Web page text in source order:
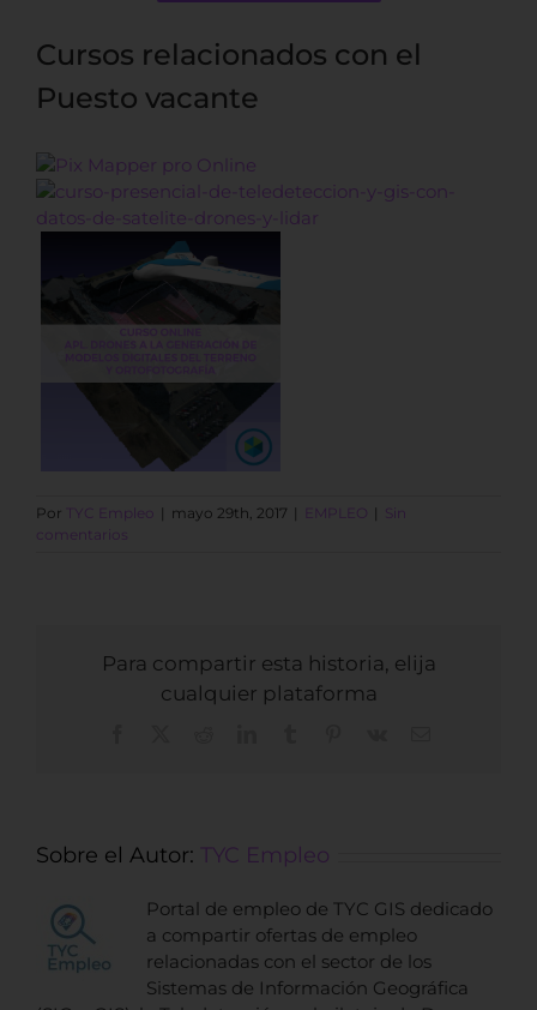
Cursos relacionados con el
Puesto vacante
Por TYC Empleo | mayo 29th, 2017 | EMPLEO | Sin
comentarios
Para compartir esta historia, elija
cualquier plataforma
Sobre el Autor: TYC Empleo
Portal de empleo de TYC GIS dedicado
a compartir ofertas de empleo
relacionadas con el sector de los
Sistemas de Información Geográfica